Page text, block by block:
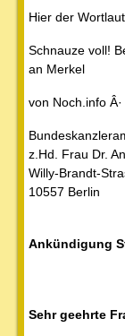
Hier der
Schnauze voll!
an Merkel
von Noch.info
z.Hd. Frau Dr.
Willy-Brandt-
10557 Berlin
Ankündigung
Sehr geehrte